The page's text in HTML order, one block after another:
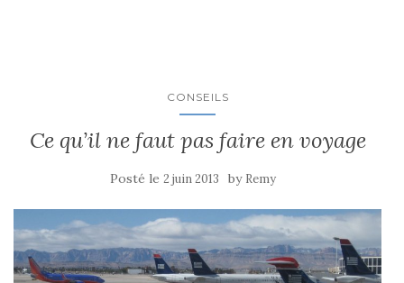
CONSEILS
Ce qu’il ne faut pas faire en voyage
Posté le 2 juin 2013 by Remy